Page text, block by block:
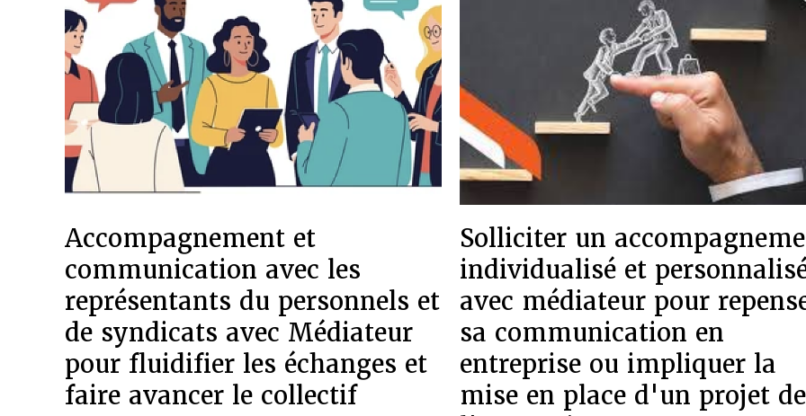
Accompagnement et
communication avec les
représentants du personnels et
de syndicats avec Médiateur
pour fluidifier les échanges et
faire avancer le collectif
Solliciter un
individualisé et
avec médiateur pour
sa communication en
entreprise ou impliquer la
mise en place d'un projet de